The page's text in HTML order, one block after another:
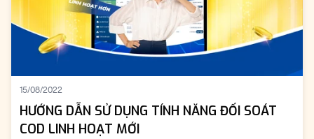
15/08/2022
HƯỚNG DẪN SỬ DỤNG TÍNH NĂNG ĐỐI SOÁT
COD LINH HOẠT MỚI